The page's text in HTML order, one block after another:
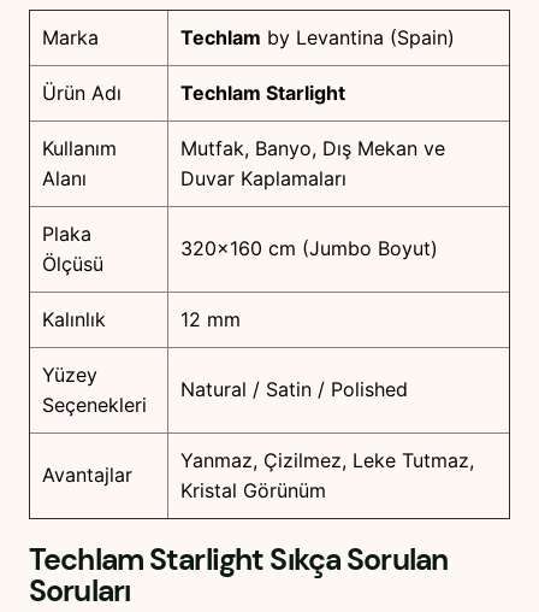
Marka Techlam by Levantina (Spain)
Ürün Adı Techlam Starlight
Kullanım
Alanı
Mutfak, Banyo, Dış Mekan ve
Duvar Kaplamaları
Plaka
Ölçüsü
320×160 cm (Jumbo Boyut)
Kalınlık 12 mm
Yüzey
Seçenekleri
Natural / Satin / Polished
Avantajlar
Yanmaz, Çizilmez, Leke Tutmaz,
Kristal Görünüm
Techlam StarlightSıkça Sorulan
Soruları